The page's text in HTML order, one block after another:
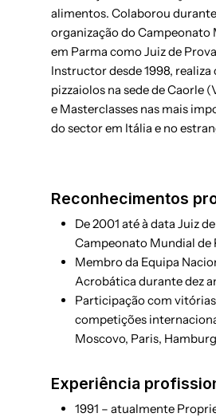
alimentos. Colaborou
organização do Campeonato
em Parma como Juiz de
Instructor desde 1998, realiza
pizzaiolos na sede de Caorle
e Masterclasses nas mais
do sector em Itália e no
Reconhecimentos
De 2001 até à data Juiz
Campeonato Mundial de
Membro da Equipa
Acrobática durante dez
Participação com
competições
Moscovo, Paris,
Experiência
1991 – atualmente